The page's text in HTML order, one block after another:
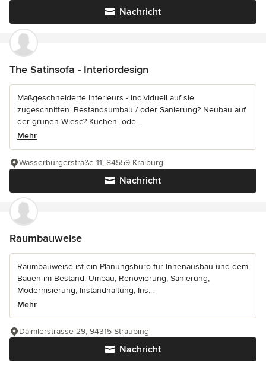
Nachricht
The Satinsofa - Interiordesign
Maßgeschneiderte Interieurs - individuell auf sie
zugeschnitten. Bestandsumbau / oder Sanierung? Neubau auf
der grünen Wiese? Küchen- ode...
Mehr
Nachricht
Wasserburgerstraße 11, 84559 Kraiburg
Raumbauweise
Raumbauweise ist ein Planungsbüro für Innenausbau und dem
Bauen im Bestand. Umbau, Renovierung, Sanierung,
Modernisierung, Instandhaltung, Ins...
Mehr
Nachricht
Daimlerstrasse 29, 94315 Straubing